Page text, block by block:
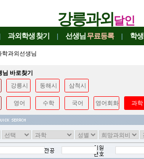
강릉과외달인
| 과외학생찾기 | 선생님 무료등록 | 학생
학과외선생님
바로찾기
강릉시 동해시 삼척시
영어 수학 국어 영어회화 과학